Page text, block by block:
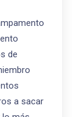
de
a sacar